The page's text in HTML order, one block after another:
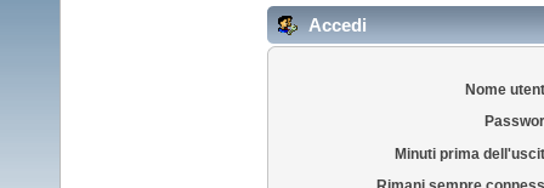
Accedi
Nome
Minuti prima